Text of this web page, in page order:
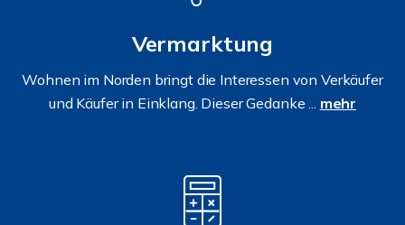
Vermarktung
Wohnen im Norden bringt die Interessen von Verkäufer
und Käufer in Einklang. Dieser Gedanke ... mehr